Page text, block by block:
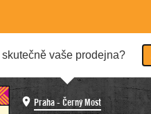
skutečně vaše prodejna?
Praha - Černý Most